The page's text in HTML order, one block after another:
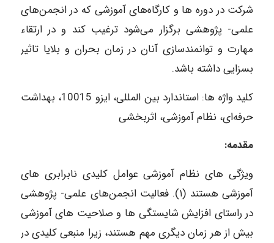
شرکت در دوره‌ ها و کارگاه‌های آموزشی که در انجمن‌های
علمی- پژوهشی برگزار می‌شود ترغیب کند و در ارتقاء
مهارت و توانمندسازی آنان در زمان بحران و بلایا تاثیر
بسزایی داشته باشد.
کلید واژه ها: استاندارد بین المللی، ایزو 10015، بهداشت
حرفه‌ای، نظام آموزشی، اثربخشی
مقدمه:
ویژگی‌ های نظام آموزشی عوامل کلیدی نابرابری‌ های
آموزشی هستند (۱). فعالیت انجمن‌های علمی- پژوهشی
در راستای افزایش شایستگی‌ ها و صلاحیت‌ های آموزشی
بیش از هر زمان دیگری مهم هستند، زیرا منبعی کلیدی در